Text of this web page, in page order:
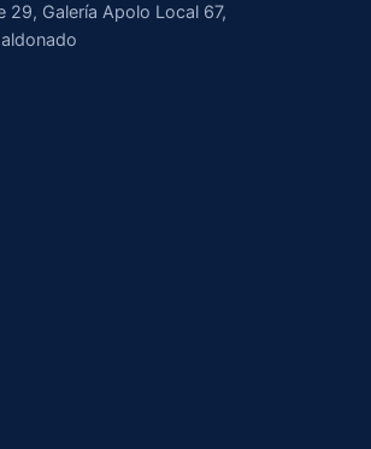
29, Galería Apolo Local 67,